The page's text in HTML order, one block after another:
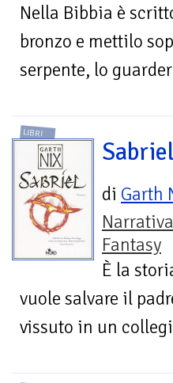
Nella Bibbia è
bronzo e mettilo
serpente, lo
LIBRI
Sabriel
di Garth
Fantasy
È la
vuole salvare il
vissuto in un